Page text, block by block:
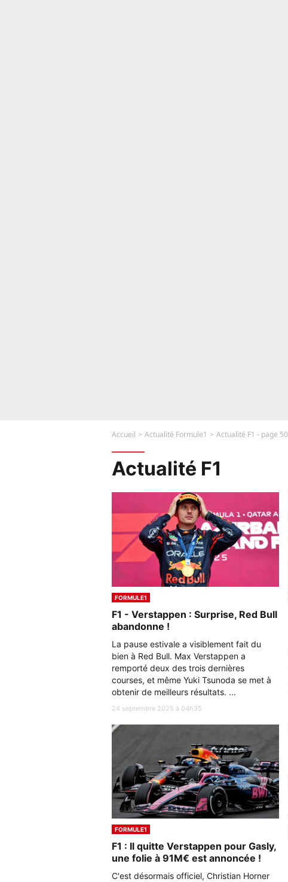
Accueil Actualité Formule1 Actualité F1 - page 50
Actualité F1
FORMULE1
F1 - Verstappen : Surprise, Red Bull
abandonne !
La pause estivale a visiblement fait du
bien à Red Bull. Max Verstappen a
remporté deux des trois dernières
courses, et même Yuki Tsunoda se met à
obtenir de meilleurs résultats. ...
24 septembre 2025 à 04h35
FORMULE1
F1 : Il quitte Verstappen pour Gasly,
une folie à 91M€ est annoncée !
C'est désormais officiel, Christian Horner